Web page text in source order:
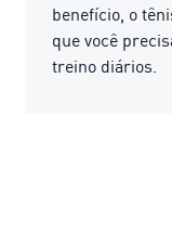
benefício, o
que você
treino diários.